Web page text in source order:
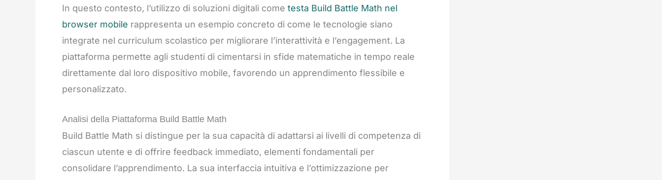
In questo contesto, l’utilizzo di soluzioni digitali come testa Build Battle Math nel
browser mobile rappresenta un esempio concreto di come le tecnologie siano
integrate nel curriculum scolastico per migliorare l’interattività e l’engagement. La
piattaforma permette agli studenti di cimentarsi in sfide matematiche in tempo reale
direttamente dal loro dispositivo mobile, favorendo un apprendimento flessibile e
personalizzato.
Analisi della Piattaforma Build Battle Math
Build Battle Math si distingue per la sua capacità di adattarsi ai livelli di competenza di
ciascun utente e di offrire feedback immediato, elementi fondamentali per
consolidare l’apprendimento. La sua interfaccia intuitiva e l’ottimizzazione per